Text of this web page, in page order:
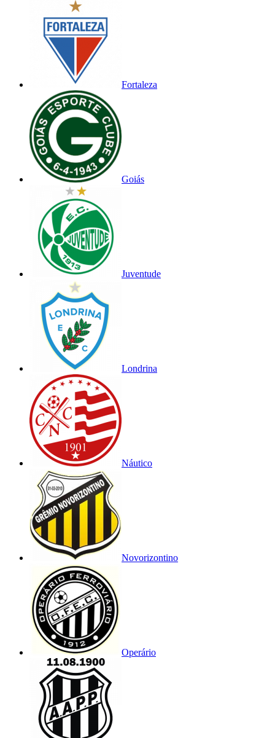
Fortaleza
Goiás
Juventude
Londrina
Náutico
Novorizontino
Operário